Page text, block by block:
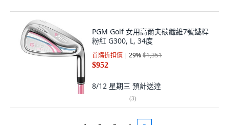
PGM Golf 女用高爾夫碳纖維7號鐵桿
粉紅 G300, L, 34度
首購折扣價 29%$1,351
$952
8/12 星期三 預計送達
(3)